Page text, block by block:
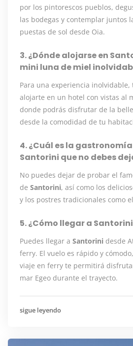
por los pintorescos pueblos,
las bodegas y contemplar juntos
puestas de sol desde Oia.
3. ¿Dónde alojarse en
mini luna de miel
Para una experiencia inolvidable,
alojarte en un hotel con vistas al
donde podrás disfrutar de la
desde la comodidad de tu
4. ¿Cuál es la
Santorini que no debes
No puedes dejar de probar el
de Santorini, así como los
y los postres tradicionales como
5. ¿Cómo llegar a
Puedes llegar a Santorini desde
ferry. El vuelo es rápido y
viaje en ferry te permitirá
mar Egeo durante el trayecto.
sigue leyendo